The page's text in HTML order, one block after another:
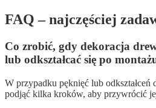
FAQ – najczęściej
Co zrobić, gdy dekoracja
lub odkształcać się po
W przypadku pęknięć lub
podjąć kilka kroków, aby przywrócić